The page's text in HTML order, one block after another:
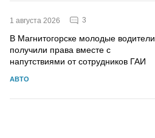
1 августа 2026 3
В Магнитогорске молодые водители
получили права вместе с
напутствиями от сотрудников ГАИ
АВТО